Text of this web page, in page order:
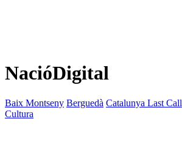
NacióDigital
Baix Montseny Berguedà Catalunya Last Call
Cultura